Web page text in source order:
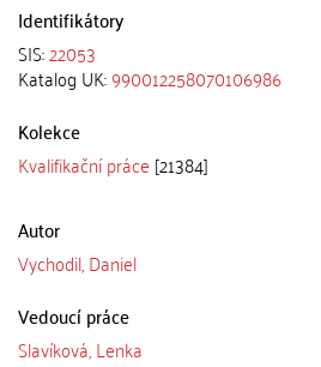
Identifikátory
SIS:22053
Katalog UK:990012258070106986
Kolekce
Kvalifikační práce [21384]
Autor
Vychodil, Daniel
Vedoucí práce
Slavíková, Lenka